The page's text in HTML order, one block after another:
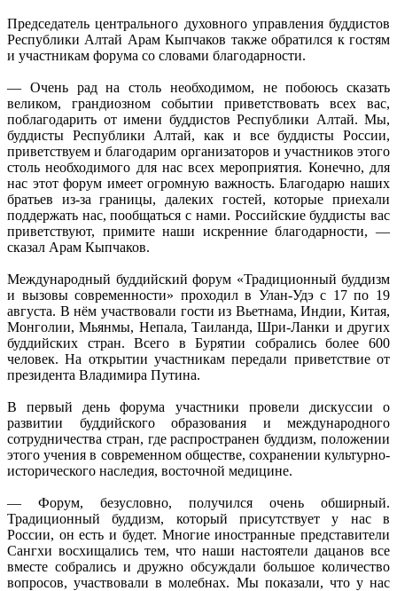
Председатель центрального духовного управления буддистов
Республики Алтай Арам Кыпчаков также обратился к гостям
и участникам форума со словами благодарности.
— Очень рад на столь необходимом, не побоюсь сказать
великом, грандиозном событии приветствовать всех вас,
поблагодарить от имени буддистов Республики Алтай. Мы,
буддисты Республики Алтай, как и все буддисты России,
приветствуем и благодарим организаторов и участников этого
столь необходимого для нас всех мероприятия. Конечно, для
нас этот форум имеет огромную важность. Благодарю наших
братьев из-за границы, далеких гостей, которые приехали
поддержать нас, пообщаться с нами. Российские буддисты вас
приветствуют, примите наши искренние благодарности, —
сказал Арам Кыпчаков.
Международный буддийский форум «Традиционный буддизм
и вызовы современности» проходил в Улан-Удэ с 17 по 19
августа. В нём участвовали гости из Вьетнама, Индии, Китая,
Монголии, Мьянмы, Непала, Таиланда, Шри-Ланки и других
буддийских стран. Всего в Бурятии собрались более 600
человек. На открытии участникам передали приветствие от
президента Владимира Путина.
В первый день форума участники провели дискуссии о
развитии буддийского образования и международного
сотрудничества стран, где распространен буддизм, положении
этого учения в современном обществе, сохранении культурно-
исторического наследия, восточной медицине.
— Форум, безусловно, получился очень обширный.
Традиционный буддизм, который присутствует у нас в
России, он есть и будет. Многие иностранные представители
Сангхи восхищались тем, что наши настоятели дацанов все
вместе собрались и дружно обсуждали большое количество
вопросов, участвовали в молебнах. Мы показали, что у нас